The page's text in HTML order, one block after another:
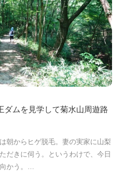
ダムを見学して菊水山周遊路
朝からヒゲ脱毛。妻の実家に山梨
だきに伺う。というわけで、今日
かう。…